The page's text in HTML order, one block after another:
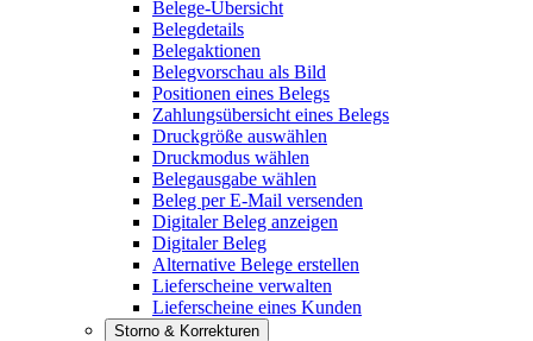
Belege-Übersicht
Belegdetails
Belegaktionen
Belegvorschau als Bild
Positionen eines Belegs
Zahlungsübersicht eines Belegs
Druckgröße auswählen
Druckmodus wählen
Belegausgabe wählen
Beleg per E-Mail versenden
Digitaler Beleg anzeigen
Digitaler Beleg
Alternative Belege erstellen
Lieferscheine verwalten
Lieferscheine eines Kunden
Storno & Korrekturen